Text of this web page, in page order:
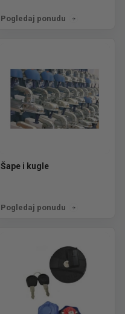
Pogledaj ponudu
Šape i kugle
Pogledaj ponudu